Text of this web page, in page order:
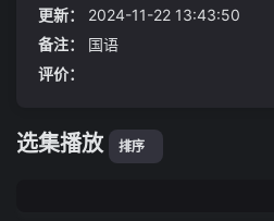
出不懂您的规矩河南中南部
地甘肃东部至宁夏大部陕西北
云南西部与南部、新疆天山之巅、
均被纳入了这场雨水的版图
更新：
2024-11-22 13:43:50
备注：
国语
评价：
选集播放 排序